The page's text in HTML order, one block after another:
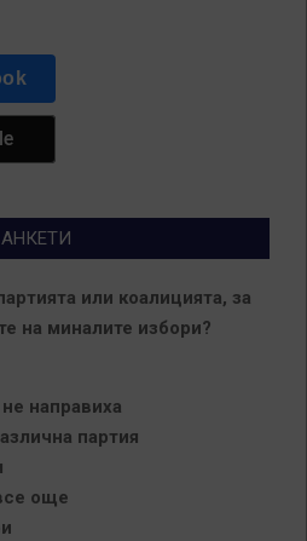
АНКЕТИ
или коалицията, за
на миналите избори?
направиха
партия
още